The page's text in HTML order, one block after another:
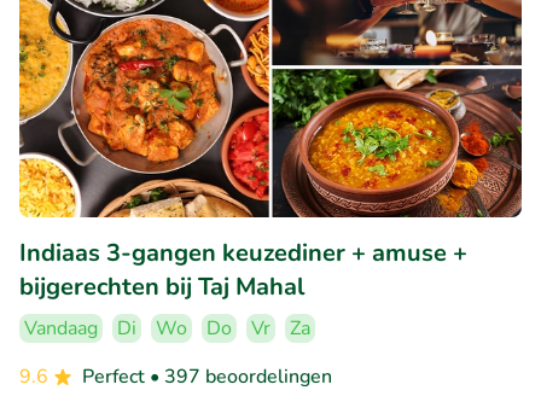
Indiaas 3-gangen keuzediner + amuse +
bijgerechten bij Taj Mahal
Vandaag Di Wo Do Vr
Za
9.6
Perfect • 397 beoordelingen